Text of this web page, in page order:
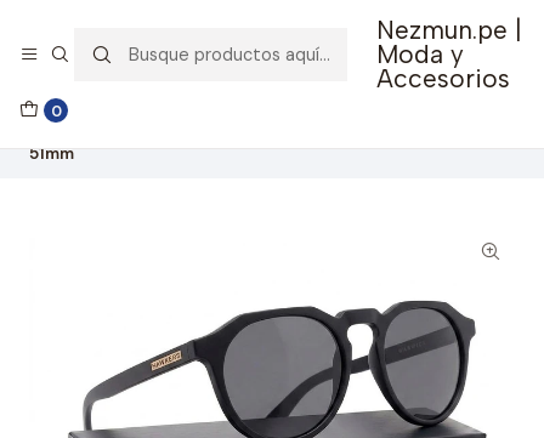
Nezmun.pe |
Moda y
Accesorios
0
🚚 Envío GRATIS por compras mayores a S/ 150
51mm